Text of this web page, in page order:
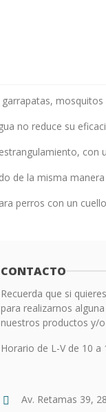
no reduce su
con
de la misma
perros con un
CONTACTO
Recuerda que si
para realizarnos
nuestros productos y/
Horario de L-V de 10 a
Av. Retamas 39,